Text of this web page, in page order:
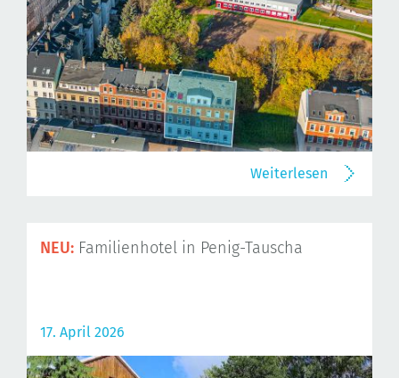
Weiterlesen
NEU: Familienhotel in Penig-Tauscha
17. April 2026